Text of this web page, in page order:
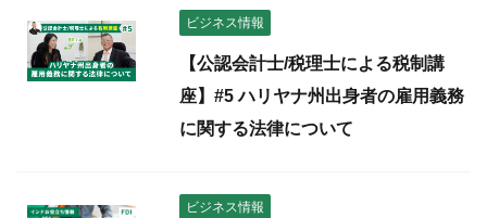
ビジネス情報
【公認会計士/税理士による税制講
座】#5 ハリヤナ州出身者の雇用義務
に関する法律について
ビジネス情報